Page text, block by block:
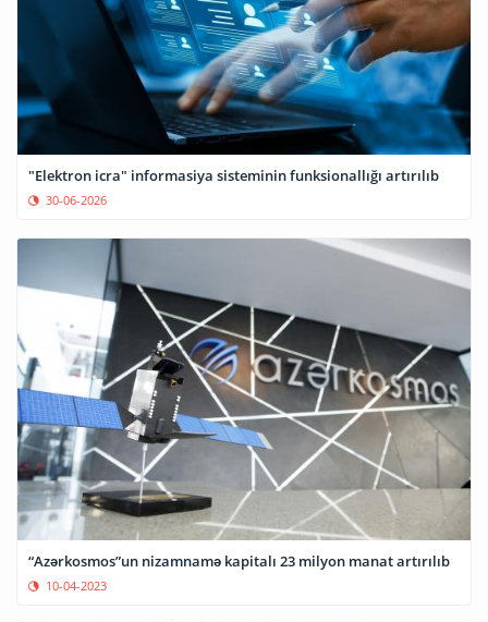
"Elektron icra" informasiya sisteminin funksionallığı artırılıb
30-06-2026
“Azərkosmos”un nizamnamə kapitalı 23 milyon manat artırılıb
10-04-2023